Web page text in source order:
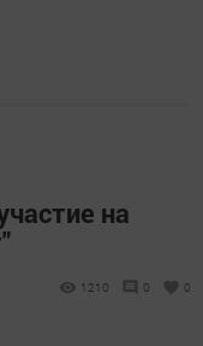
на
1210 0 0